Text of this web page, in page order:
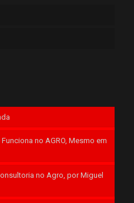
no AGRO, Mesmo em
no Agro, por Miguel